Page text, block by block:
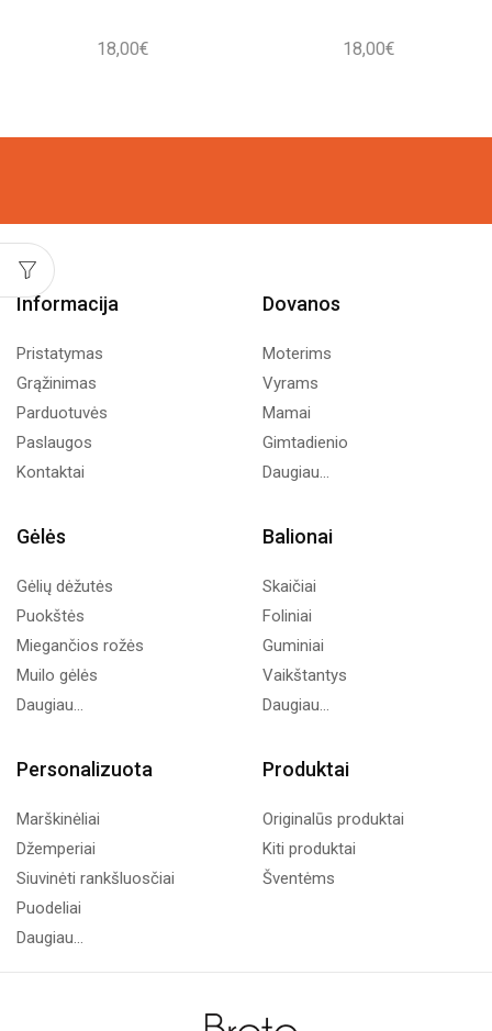
18,00€ 18,00€
Informacija
Pristatymas
Grąžinimas
Parduotuvės
Paslaugos
Kontaktai
Dovanos
Moterims
Vyrams
Mamai
Gimtadienio
Daugiau...
Gėlės
Gėlių dėžutės
Puokštės
Miegančios rožės
Muilo gėlės
Daugiau...
Balionai
Skaičiai
Foliniai
Guminiai
Vaikštantys
Daugiau...
Personalizuota
Marškinėliai
Džemperiai
Siuvinėti rankšluosčiai
Puodeliai
Daugiau...
Produktai
Originalūs produktai
Kiti produktai
Šventėms